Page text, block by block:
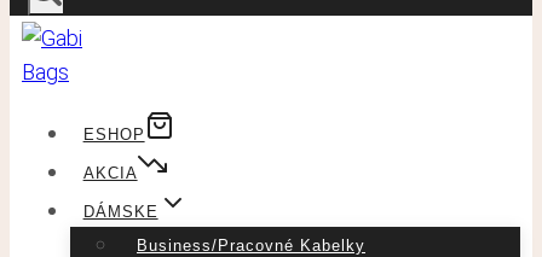
ESHOP
AKCIA
DÁMSKE
Business/pracovné Kabelky